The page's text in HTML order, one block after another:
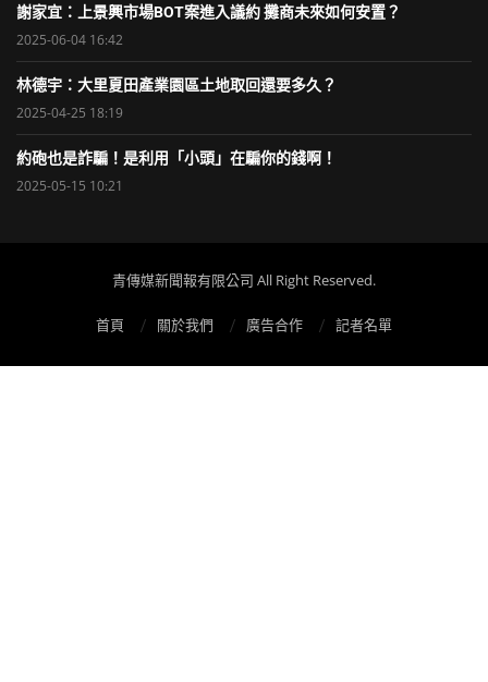
謝家宜：上景興市場BOT案進入議約 攤商未來如何安置？
2025-06-04 16:42
林德宇：大里夏田產業園區土地取回還要多久？
2025-04-25 18:19
約砲也是詐騙！是利用「小頭」在騙你的錢啊！
2025-05-15 10:21
青傳媒新聞報有限公司 All Right Reserved.
首頁 關於我們 廣告合作 記者名單